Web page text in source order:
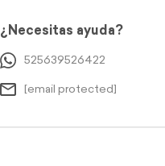
¿Necesitas ayuda?
525639526422
[email protected]